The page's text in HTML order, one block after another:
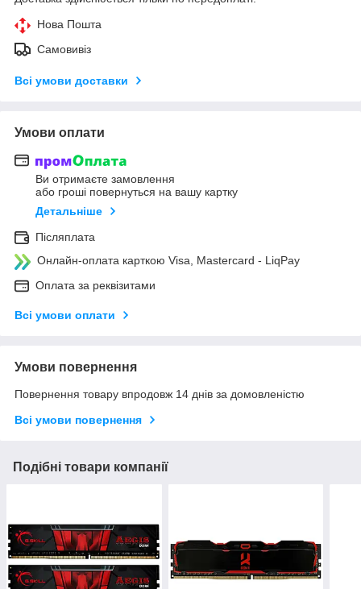
Нова Пошта
Самовивіз
Всі умови доставки
Умови оплати
Ви отримаєте замовлення
або гроші повернуться на вашу картку
Детальніше
Післяплата
Онлайн-оплата карткою Visa, Mastercard - LiqPay
Оплата за реквізитами
Всі умови оплати
Умови повернення
Повернення товару впродовж 14 днів за домовленістю
Всі умови повернення
Подібні товари компанії